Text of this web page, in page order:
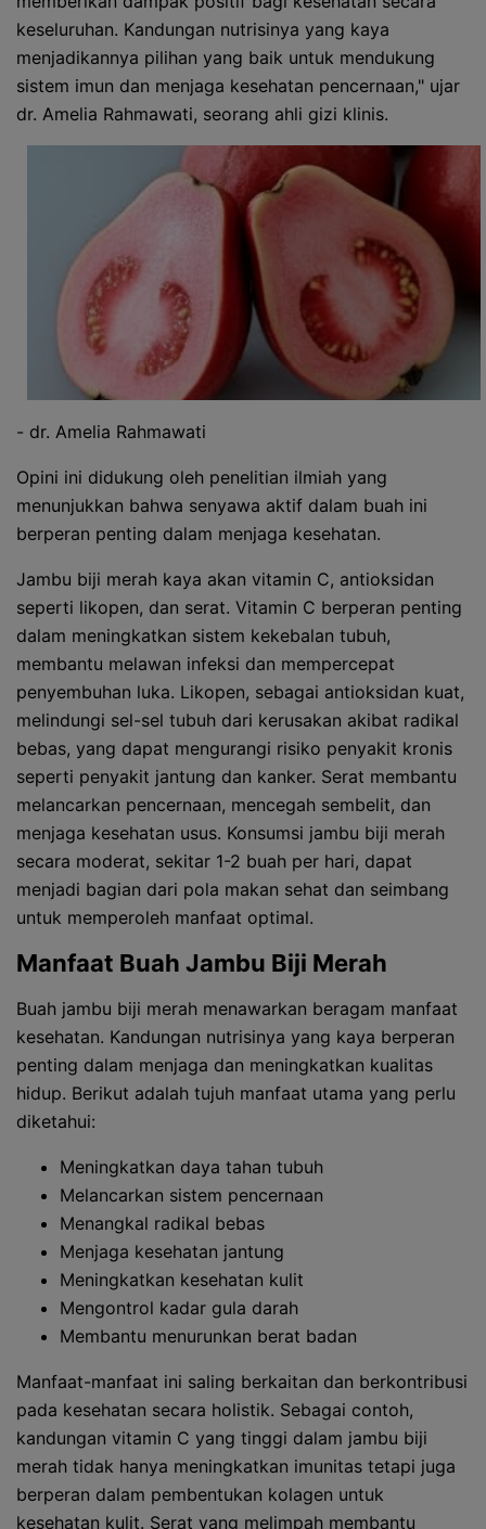
keseluruhan. Kandungan nutrisinya yang kaya
menjadikannya pilihan yang baik untuk mendukung
sistem imun dan menjaga kesehatan pencernaan," ujar
dr. Amelia Rahmawati, seorang ahli gizi klinis.
- dr. Amelia Rahmawati
Opini ini didukung oleh penelitian ilmiah yang
menunjukkan bahwa senyawa aktif dalam buah ini
berperan penting dalam menjaga kesehatan.
Jambu biji merah kaya akan vitamin C, antioksidan
seperti likopen, dan serat. Vitamin C berperan penting
dalam meningkatkan sistem kekebalan tubuh,
membantu melawan infeksi dan mempercepat
penyembuhan luka. Likopen, sebagai antioksidan kuat,
melindungi sel-sel tubuh dari kerusakan akibat radikal
bebas, yang dapat mengurangi risiko penyakit kronis
seperti penyakit jantung dan kanker. Serat membantu
melancarkan pencernaan, mencegah sembelit, dan
menjaga kesehatan usus. Konsumsi jambu biji merah
secara moderat, sekitar 1-2 buah per hari, dapat
menjadi bagian dari pola makan sehat dan seimbang
untuk memperoleh manfaat optimal.
Manfaat Buah Jambu Biji Merah
Buah jambu biji merah menawarkan beragam manfaat
kesehatan. Kandungan nutrisinya yang kaya berperan
penting dalam menjaga dan meningkatkan kualitas
hidup. Berikut adalah tujuh manfaat utama yang perlu
diketahui:
Meningkatkan daya tahan tubuh
Melancarkan sistem pencernaan
Menangkal radikal bebas
Menjaga kesehatan jantung
Meningkatkan kesehatan kulit
Mengontrol kadar gula darah
Membantu menurunkan berat badan
Manfaat-manfaat ini saling berkaitan dan berkontribusi
pada kesehatan secara holistik. Sebagai contoh,
kandungan vitamin C yang tinggi dalam jambu biji
merah tidak hanya meningkatkan imunitas tetapi juga
berperan dalam pembentukan kolagen untuk
kesehatan kulit. Serat yang melimpah membantu